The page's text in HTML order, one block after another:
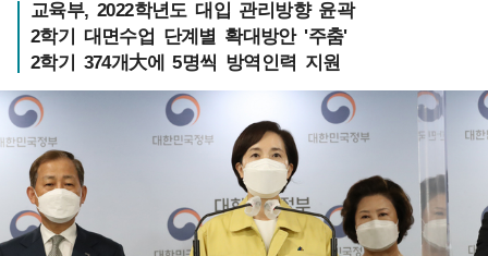
교육부, 2022학년도 대입 관리방향 윤곽
2학기 대면수업 단계별 확대방안 '주춤'
2학기 374개大에 5명씩 방역인력 지원